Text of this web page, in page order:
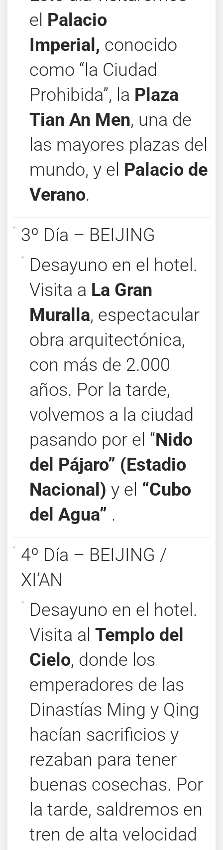
el Palacio
Imperial, conocido
como “la Ciudad
Prohibida”, la Plaza
Tian An Men, una de
las mayores plazas del
mundo, y el Palacio de
Verano.
3º Día – BEIJING
Desayuno en el hotel.
Visita a La Gran
Muralla, espectacular
obra arquitectónica,
con más de 2.000
años. Por la tarde,
volvemos a la ciudad
pasando por el “Nido
del Pájaro” (Estadio
Nacional) y el “Cubo
del Agua” .
4º Día – BEIJING /
XI’AN
Desayuno en el hotel.
Visita al Templo del
Cielo, donde los
emperadores de las
Dinastías Ming y Qing
hacían sacrificios y
rezaban para tener
buenas cosechas. Por
la tarde, saldremos en
tren de alta velocidad